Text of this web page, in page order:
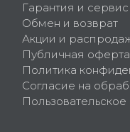
Гарантия и сервис
Обмен и возврат
Акции и
Публичная оферта
Политика
Согласие на